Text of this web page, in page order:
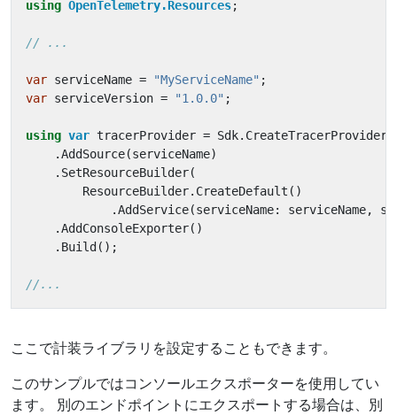
using OpenTelemetry.Resources;
// ...
var serviceName = "MyServiceName" ;
var serviceVersion = "1.0.0" ;
using var tracerProvider = Sdk.
.AddSource(serviceName)
. SetResourceBuilder(
ResourceBuilder. CreateDefault ()
.AddService(serviceName: serviceName,
.AddConsoleExporter()
. Build ();
//...
ここで計装ライブラリを設定することもできます。
このサンプルではコンソールエクスポーターを使用してい
ます。 別のエンドポイントにエクスポートする場合は、別